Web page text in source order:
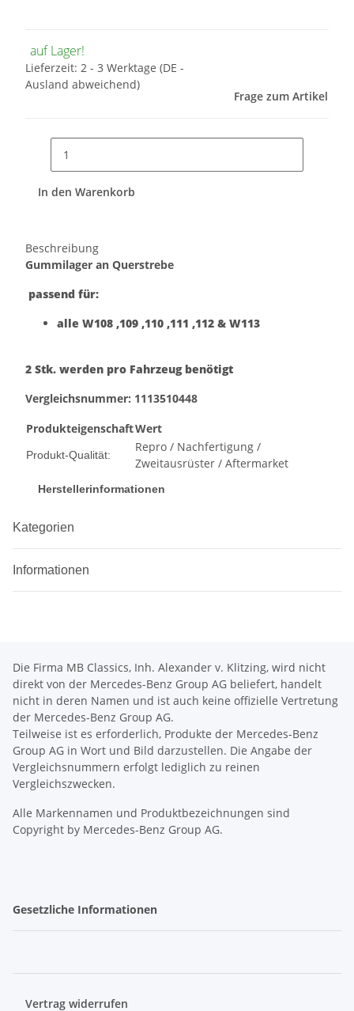
auf Lager!
Lieferzeit: 2 - 3 Werktage (DE -
Ausland abweichend)
Frage zum Artikel
In den Warenkorb
Beschreibung
Gummilager an Querstrebe
passend für:
alle W108 ,109 ,110 ,111 ,112 & W113
2 Stk. werden pro Fahrzeug benötigt
Vergleichsnummer: 1113510448
ProdukteigenschaftWert
Produkt-Qualität:
Repro / Nachfertigung /
Zweitausrüster / Aftermarket
Herstellerinformationen
Kategorien
Informationen
Die Firma MB Classics, Inh. Alexander v. Klitzing, wird nicht
direkt von der Mercedes-Benz Group AG beliefert, handelt
nicht in deren Namen und ist auch keine offizielle Vertretung
der Mercedes-Benz Group AG.
Teilweise ist es erforderlich, Produkte der Mercedes-Benz
Group AG in Wort und Bild darzustellen. Die Angabe der
Vergleichsnummern erfolgt lediglich zu reinen
Vergleichszwecken.
Alle Markennamen und Produktbezeichnungen sind
Copyright by Mercedes-Benz Group AG.
Gesetzliche Informationen
Vertrag widerrufen